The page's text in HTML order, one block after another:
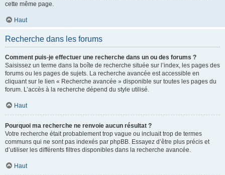
cette même page.
Haut
Recherche dans les forums
Comment puis-je effectuer une recherche dans un ou des forums ?
Saisissez un terme dans la boîte de recherche située sur l’index, les pages des
forums ou les pages de sujets. La recherche avancée est accessible en
cliquant sur le lien « Recherche avancée » disponible sur toutes les pages du
forum. L’accès à la recherche dépend du style utilisé.
Haut
Pourquoi ma recherche ne renvoie aucun résultat ?
Votre recherche était probablement trop vague ou incluait trop de termes
communs qui ne sont pas indexés par phpBB. Essayez d’être plus précis et
d’utiliser les différents filtres disponibles dans la recherche avancée.
Haut